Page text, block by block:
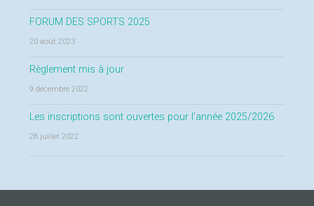
FORUM DES SPORTS 2025
20 août 2023
Règlement mis à jour
9 décembre 2022
Les inscriptions sont ouvertes pour l’année 2025/2026
28 juillet 2022